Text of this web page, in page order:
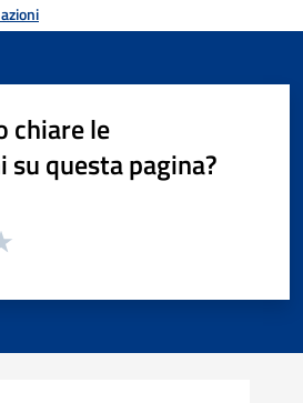
chiare le
questa pagina?